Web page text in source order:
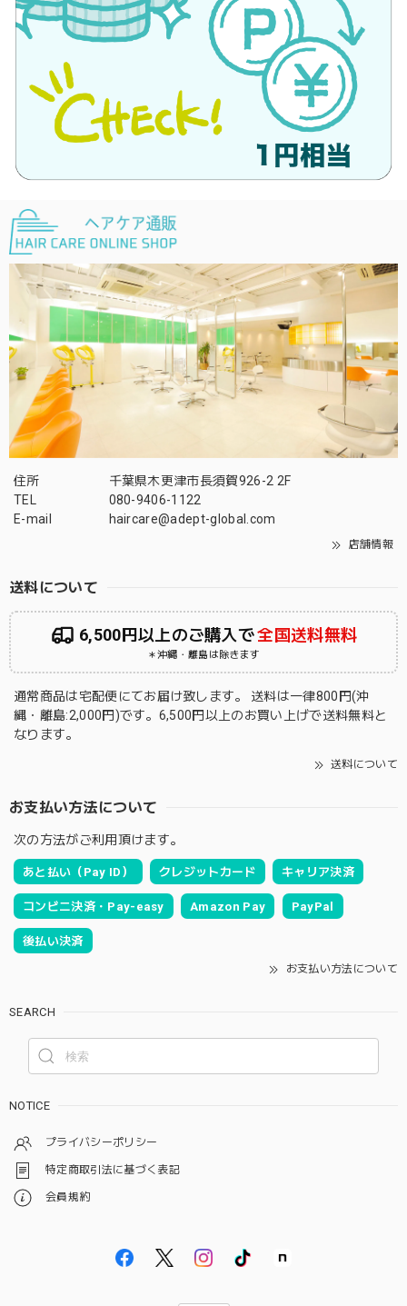
住所
千葉県木更津市長須賀926-2 2F
TEL
080-9406-1122
E-mail
haircare@adept-global.com
店舗情報
送料について
6,500円以上のご購入で全国送料無料
＊沖縄・離島は除きます
通常商品は宅配便にてお届け致します。 送料は一律800円(沖
縄・離島:2,000円)です。6,500円以上のお買い上げで送料無料と
なります。
送料について
お支払い方法について
次の方法がご利用頂けます。
あと払い（Pay ID） クレジットカード キャリア決済
コンビニ決済・Pay-easy Amazon Pay PayPal
後払い決済
お支払い方法について
SEARCH
NOTICE
プライバシーポリシー
特定商取引法に基づく表記
会員規約